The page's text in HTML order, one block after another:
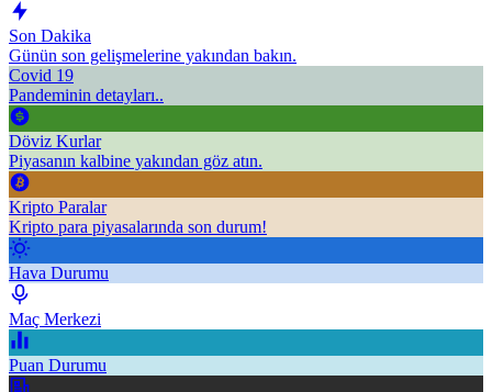
Son Dakika
Günün son gelişmelerine yakından bakın.
Covid 19
Pandeminin detayları..
Döviz Kurlar
Piyasanın kalbine yakından göz atın.
Kripto Paralar
Kripto para piyasalarında son durum!
Hava Durumu
Maç Merkezi
Puan Durumu